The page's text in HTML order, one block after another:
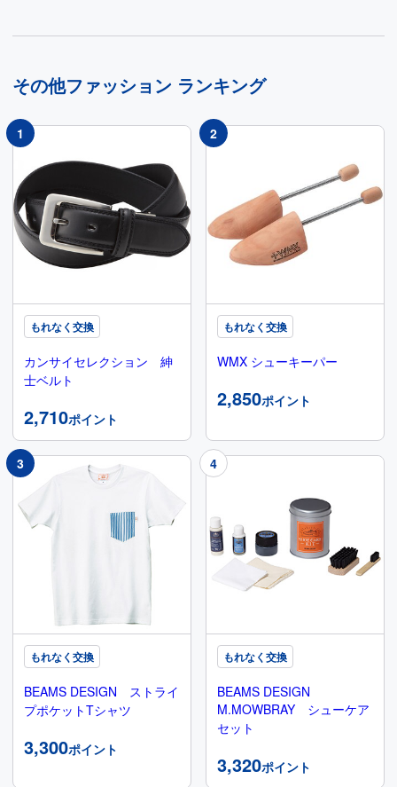
その他ファッション ランキング
もれなく交換
カンサイセレクション 紳
士ベルト
2,710ポイント
もれなく交換
WMX シューキーパー
2,850ポイント
もれなく交換
BEAMS DESIGN ストライ
プポケットTシャツ
3,300ポイント
もれなく交換
BEAMS DESIGN
M.MOWBRAY シューケア
セット
3,320ポイント